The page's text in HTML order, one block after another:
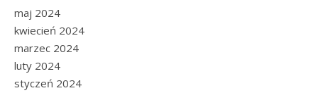
maj 2024
kwiecień 2024
marzec 2024
luty 2024
styczeń 2024